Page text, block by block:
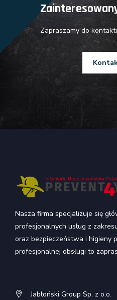
Zapraszamy do
Nasza firma specjalizuje się
profesjonalnych usług z
oraz bezpieczeństwa i higieny
profesjonalnej obsługi to
Jabłoński Group Sp. z o.o.